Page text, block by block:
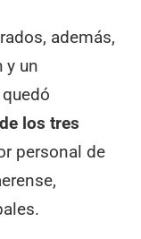
además,
y un
los tres
personal de